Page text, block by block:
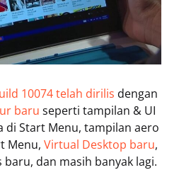
10074 telah dirilis dengan
baru seperti tampilan & UI
di Start Menu, tampilan aero
Menu, Virtual Desktop baru,
dan masih banyak lagi.